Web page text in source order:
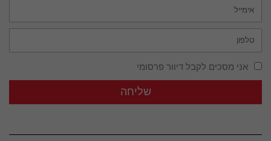
אני מסכים לקבל דיוור פרסומי
שליחה